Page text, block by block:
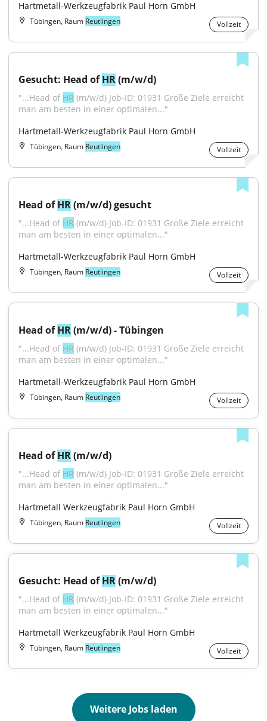
Hartmetall-Werkzeugfabrik Paul Horn GmbH
Tübingen, Raum Reutlingen Vollzeit
Gesucht: Head of HR (m/w/d)
"...Head of HR (m/w/d) Job-ID: 01931 Große Ziele erreicht
man am besten in einer optimalen..."
Hartmetall-Werkzeugfabrik Paul Horn GmbH
Tübingen, Raum Reutlingen Vollzeit
Head of HR (m/w/d) gesucht
"...Head of HR (m/w/d) Job-ID: 01931 Große Ziele erreicht
man am besten in einer optimalen..."
Hartmetall-Werkzeugfabrik Paul Horn GmbH
Tübingen, Raum Reutlingen Vollzeit
Head of HR (m/w/d) - Tübingen
"...Head of HR (m/w/d) Job-ID: 01931 Große Ziele erreicht
man am besten in einer optimalen..."
Hartmetall-Werkzeugfabrik Paul Horn GmbH
Tübingen, Raum Reutlingen Vollzeit
Head of HR (m/w/d)
"...Head of HR (m/w/d) Job-ID: 01931 Große Ziele erreicht
man am besten in einer optimalen..."
Hartmetall Werkzeugfabrik Paul Horn GmbH
Tübingen, Raum Reutlingen Vollzeit
Gesucht: Head of HR (m/w/d)
"...Head of HR (m/w/d) Job-ID: 01931 Große Ziele erreicht
man am besten in einer optimalen..."
Hartmetall Werkzeugfabrik Paul Horn GmbH
Tübingen, Raum Reutlingen Vollzeit
Weitere Jobs laden